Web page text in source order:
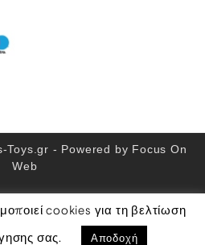
Toys.gr - Powered by Focus On
Web
cookies για τη βελτίωση
σας. Αποδοχή